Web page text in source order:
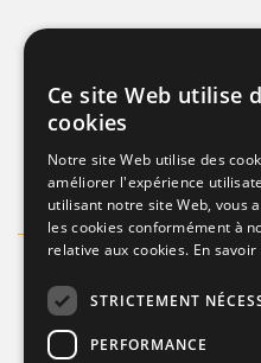
Politique
Ce site Web utilise
cookies
Notre site Web utilise des
améliorer l'expérience
utilisant notre site Web, vous
les cookies conformément à
relative aux cookies. En
STRICTEMENT
PERFORMANCE